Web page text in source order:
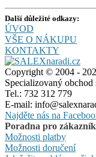
Další důležité odkazy:
ÚVOD
VŠE O NÁKUPU
KONTAKTY
Copyright © 2004 -
Specializovaný obchod
Tel.: 732 312 779
E-mail:
Najděte nás na
Poradna pro
Možnosti platby
Možnosti doručení